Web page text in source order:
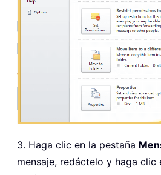
3. Haga clic en la pestaña
mensaje, redáctelo y haga clic